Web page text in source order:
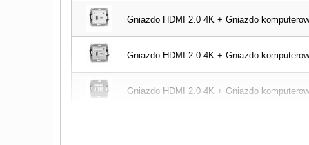
Gniazdo HDMI 2.0 4K + Gniazdo
Gniazdo HDMI 2.0 4K + Gniazdo
Gniazdo HDMI 2.0 4K + Gniazdo